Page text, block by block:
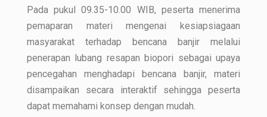
Pada pukul 09.35-10.00 WIB, peserta menerima
pemaparan materi mengenai kesiapsiagaan
masyarakat terhadap bencana banjir melalui
penerapan lubang resapan biopori sebagai upaya
pencegahan menghadapi bencana banjir, materi
disampaikan secara interaktif sehingga peserta
dapat memahami konsep dengan mudah.